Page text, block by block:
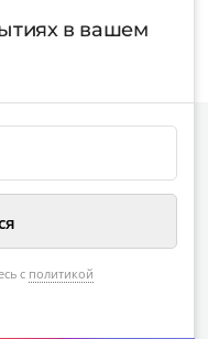
в вашем
с политикой